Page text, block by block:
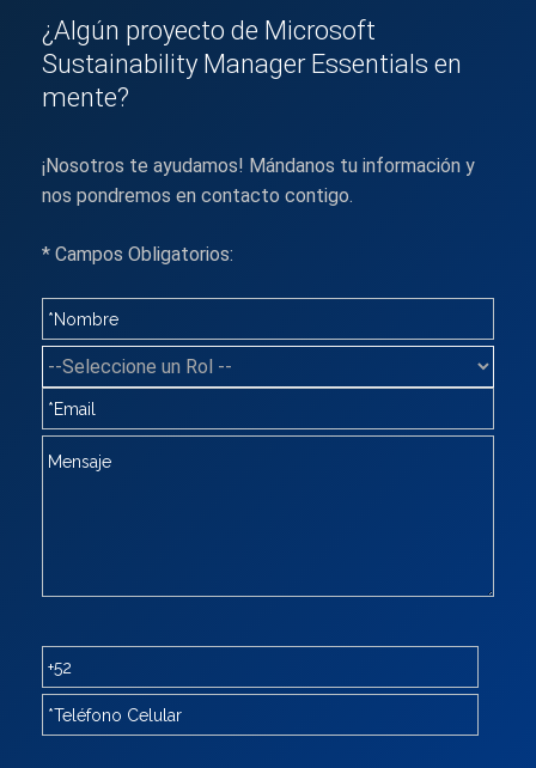
¿Algún proyecto de Microsoft
Sustainability Manager Essentials en
mente?
¡Nosotros te ayudamos! Mándanos tu información y
nos pondremos en contacto contigo.
* Campos Obligatorios: